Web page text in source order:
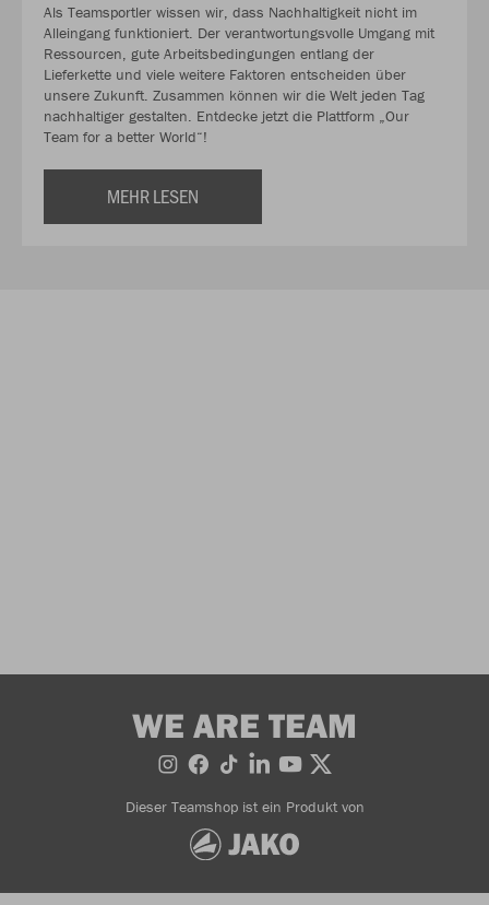
Als Teamsportler wissen wir, dass Nachhaltigkeit nicht im
Alleingang funktioniert. Der verantwortungsvolle Umgang mit
Ressourcen, gute Arbeitsbedingungen entlang der
Lieferkette und viele weitere Faktoren entscheiden über
unsere Zukunft. Zusammen können wir die Welt jeden Tag
nachhaltiger gestalten. Entdecke jetzt die Plattform „Our
Team for a better World“!
MEHR LESEN
WE ARE TEAM
Dieser Teamshop ist ein Produkt von